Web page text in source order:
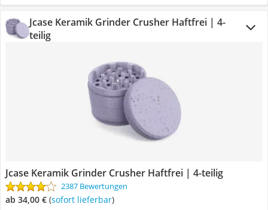
Jcase Keramik Grinder Crusher Haftfrei | 4-
teilig
Jcase Keramik Grinder Crusher Haftfrei | 4-teilig
2387 Bewertungen
ab 34,00 € ( Sofort lieferbar)